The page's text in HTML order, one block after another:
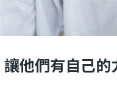
他們有自己的